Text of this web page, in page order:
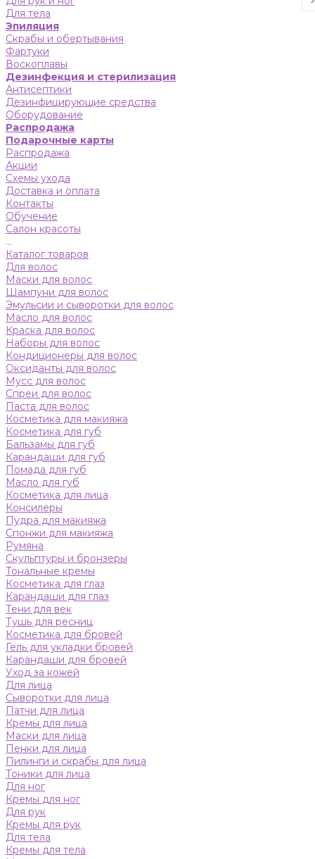
Для тела
Эпиляция
Скрабы и обертывания
Фартуки
Воскоплавы
Дезинфекция и стерилизация
Антисептики
Дезинфицирующие средства
Оборудование
Распродажа
Подарочные карты
Распродажа
Акции
Схемы ухода
Доставка и оплата
Контакты
Обучение
Салон красоты
...
Каталог товаров
Для волос
Маски для волос
Шампуни для волос
Эмульсии и сыворотки для волос
Масло для волос
Краска для волос
Наборы для волос
Кондиционеры для волос
Оксиданты для волос
Мусс для волос
Спреи для волос
Паста для волос
Косметика для макияжа
Косметика для губ
Бальзамы для губ
Карандаши для губ
Помада для губ
Масло для губ
Косметика для лица
Консилеры
Пудра для макияжа
Спонжи для макияжа
Румяна
Скульптуры и бронзеры
Тональные кремы
Косметика для глаз
Карандаши для глаз
Тени для век
Тушь для ресниц
Косметика для бровей
Гель для укладки бровей
Карандаши для бровей
Уход за кожей
Для лица
Сыворотки для лица
Патчи для лица
Кремы для лица
Маски для лица
Пенки для лица
Пилинги и скрабы для лица
Тоники для лица
Для ног
Кремы для ног
Для рук
Кремы для рук
Для тела
Кремы для тела